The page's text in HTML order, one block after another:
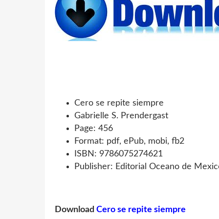
Cero se repite siempre
Gabrielle S. Prendergast
Page: 456
Format: pdf, ePub, mobi, fb2
ISBN: 9786075274621
Publisher: Editorial Oceano de
Download Cero se repite siempre